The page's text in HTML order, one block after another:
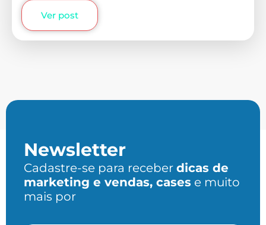
Ver post
Newsletter
Cadastre-se para receber dicas de
marketing e vendas, cases e muito
mais por